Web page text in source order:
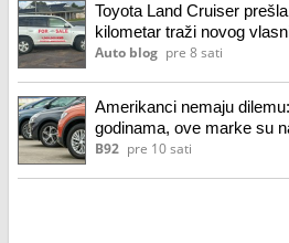
Toyota Land Cruiser
kilometar traži novog
Auto blog pre 8 sati
Amerikanci nemaju
godinama, ove marke su
B92 pre 10 sati